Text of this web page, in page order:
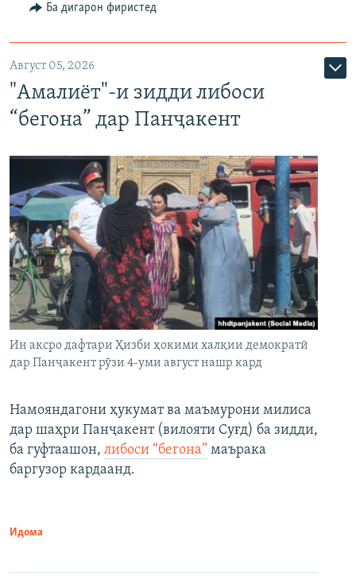
Ба дигарон фиристед
Август 05, 2026
"Амалиёт"-и зидди либоси
“бегона” дар Панҷакент
Ин аксро дафтари Ҳизби ҳокими халқии демократӣ
дар Панҷакент рӯзи 4-уми август нашр кард
Намояндагони ҳукумат ва маъмурони милиса
дар шаҳри Панҷакент (вилояти Суғд) ба зидди,
ба гуфтаашон, либоси “бегона” маърака
баргузор кардаанд.
Идома